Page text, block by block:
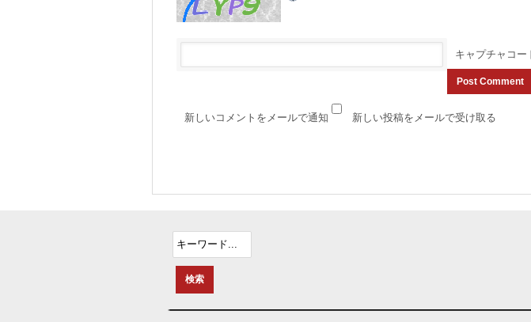
キャプチャコー
新しいコメントをメールで通知 新しい投稿をメールで受け取る